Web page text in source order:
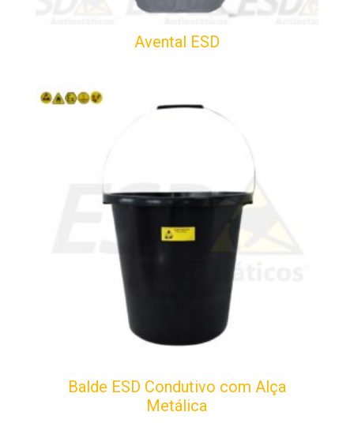
Avental ESD
Balde ESD Condutivo com Alça
Metálica